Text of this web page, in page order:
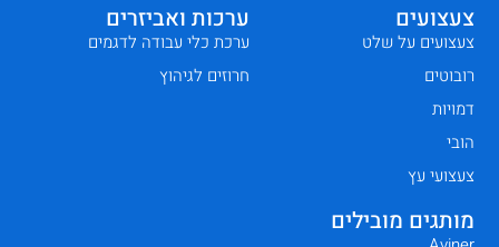
צעצועים
צעצועים על שלט
רובוטים
דמויות
הובי
צעצועי עץ
ערכות ואביזרים
ערכת כלי עבודה לדגמים
חרוזים לגיהוץ
מותגים מובילים